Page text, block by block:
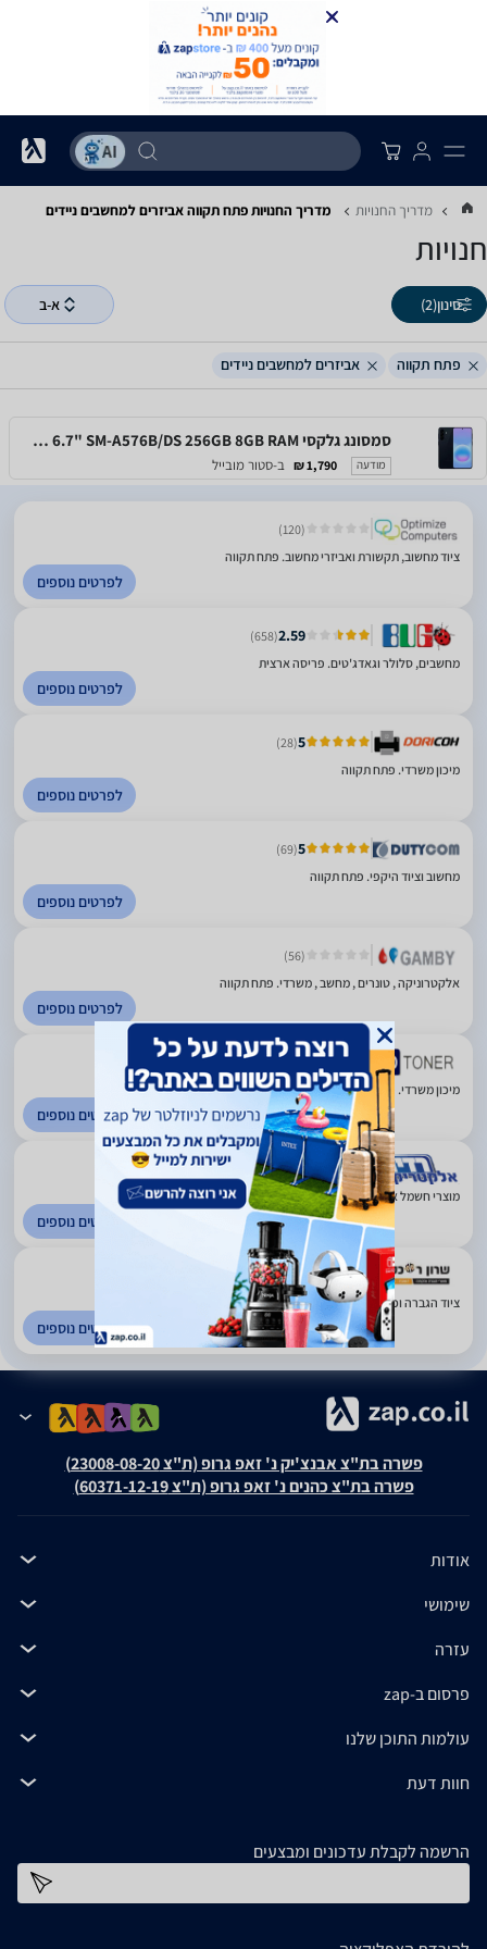
מדריך החנויות מדריך החנויות ‏פתח תקווה ‏אביזרים למחשבים ניידים
חנויות
סינון(2) א-ב
פתח תקווה אביזרים למחשבים ניידים
סמסונג גלקסי Samsung Galaxy A57 5G 6.7" SM-A576B/DS 256GB 8GB RAM
מודעה 1,790 ₪ ב-סטור מובייל
(120)
ציוד מחשוב, תקשורת ואביזרי מחשוב. פתח תקווה
לפרטים נוספים
2.59
(658)
מחשבים, סלולר וגאדג'טים. פריסה ארצית
לפרטים נוספים
5
(28)
מיכון משרדי. פתח תקווה
לפרטים נוספים
5
(69)
מחשוב וציוד היקפי. פתח תקווה
לפרטים נוספים
(56)
אלקטרוניקה , טונרים , מחשב , משרדי. פתח תקווה
לפרטים נוספים
5
(19)
מיכון משרדי. פתח תקווה
לפרטים נוספים
4.5
(470)
מוצרי חשמל אלקטרוניקה ותקשורת. פריסה ארצית
לפרטים נוספים
4.2
(13)
ציוד הגברה וכלי נגינה. ירושלים
לפרטים נוספים
פשרה בת"צ אבנצ'יק נ' זאפ גרופ (ת"צ 23008-08-20)
פשרה בת"צ כהנים נ' זאפ גרופ (ת"צ 60371-12-19)
אודות
שימושי
עזרה
פרסום ב-zap
עולמות התוכן שלנו
חוות דעת
הרשמה לקבלת עדכונים ומבצעים